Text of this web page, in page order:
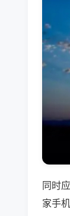
同时
家手